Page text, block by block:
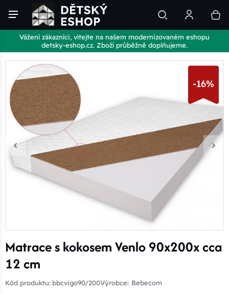
Vážení zákazníci, vítejte na našem modernizovaném eshopu
detsky-eshop.cz. Zboží průběžně doplňujeme.
-16%
Matrace s kokosem Venlo 90x200x cca
12 cm
Kód produktu: bbcvigo90/200Výrobce: Bebecom